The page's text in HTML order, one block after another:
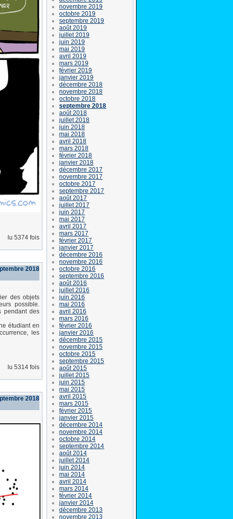
lu 5374 fois
2018
des objets
possible.
pendant des
étudiant en
les
lu 5314 fois
2018
novembre 2019
octobre 2019
septembre 2019
août 2019
juillet 2019
juin 2019
mai 2019
avril 2019
mars 2019
février 2019
janvier 2019
décembre 2018
novembre 2018
octobre 2018
septembre 2018
août 2018
juillet 2018
juin 2018
mai 2018
avril 2018
mars 2018
février 2018
janvier 2018
décembre 2017
novembre 2017
octobre 2017
septembre 2017
août 2017
juillet 2017
juin 2017
mai 2017
avril 2017
mars 2017
février 2017
janvier 2017
décembre 2016
novembre 2016
octobre 2016
septembre 2016
août 2016
juillet 2016
juin 2016
mai 2016
avril 2016
mars 2016
février 2016
janvier 2016
décembre 2015
novembre 2015
octobre 2015
septembre 2015
août 2015
juillet 2015
juin 2015
mai 2015
avril 2015
mars 2015
février 2015
janvier 2015
décembre 2014
novembre 2014
octobre 2014
septembre 2014
août 2014
juillet 2014
juin 2014
mai 2014
avril 2014
mars 2014
février 2014
janvier 2014
décembre 2013
novembre 2013